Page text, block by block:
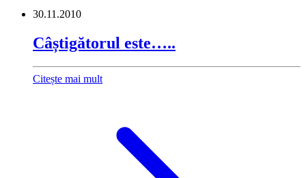
30.11.2010
Câștigătorul este…..
Citește mai mult